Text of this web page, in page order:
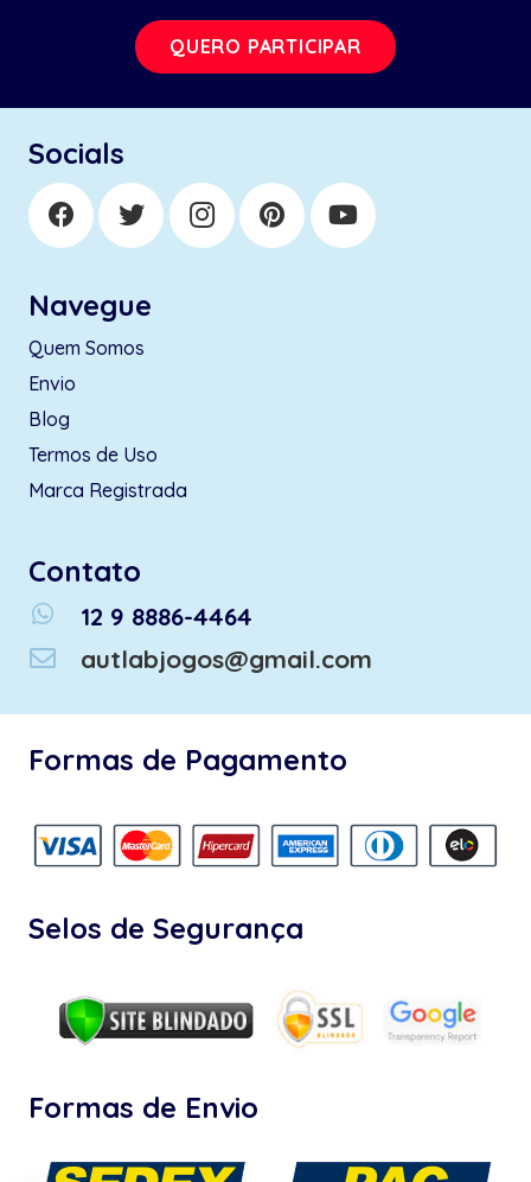
QUERO PARTICIPAR
Socials
Navegue
Quem Somos
Envio
Blog
Termos de Uso
Marca Registrada
Contato
whatsapp
12 9 8886-4464
autlabjogos@gmail.com
Formas de Pagamento
Selos de Segurança
Formas de Envio